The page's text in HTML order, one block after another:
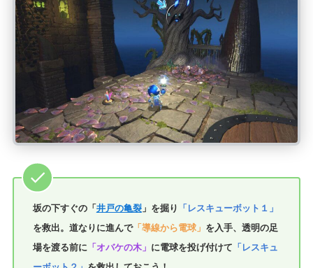
坂の下すぐの「井戸の亀裂」を掘り 「レスキューボット１」
を救出。道なりに進んで「導線から電球」 を入手、透明の足
場を渡る前に 「オバケの木」 に電球を投げ付けて 「レスキュ